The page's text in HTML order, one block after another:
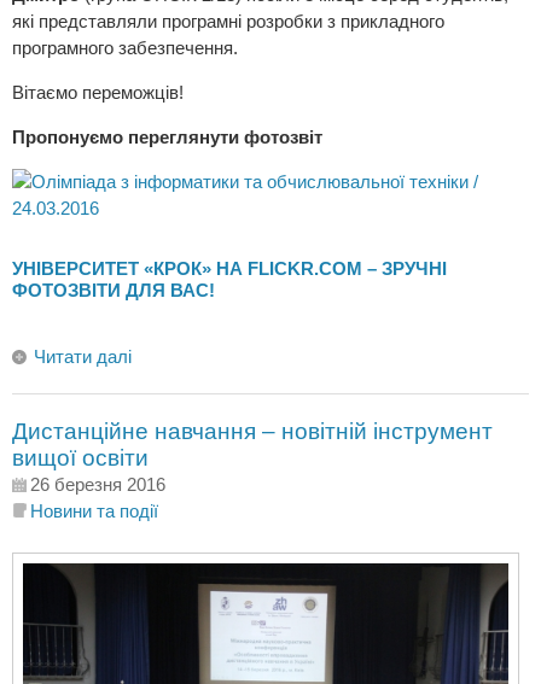
які представляли програмні розробки з прикладного
програмного забезпечення.
Вітаємо переможців!
Пропонуємо переглянути фотозвіт
УНІВЕРСИТЕТ «КРОК» НА FLICKR.COM – ЗРУЧНІ
ФОТОЗВІТИ ДЛЯ ВАС!
Читати далі
Дистанційне навчання – новітній інструмент
вищої освіти
26 березня 2016
Новини та події